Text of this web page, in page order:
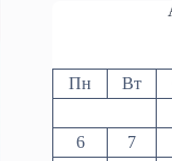
Пн Вт
6
7